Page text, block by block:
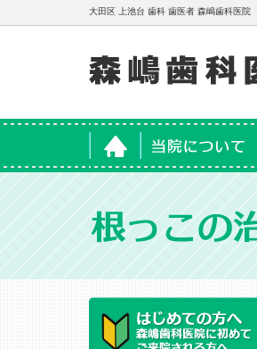
大田区 上池台 歯科 歯医者 森嶋歯科医院
ホーム 当院について